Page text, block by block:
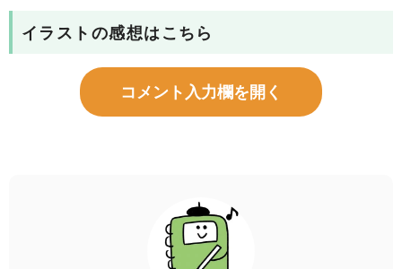
イラストの感想はこちら
コメント入力欄を開く